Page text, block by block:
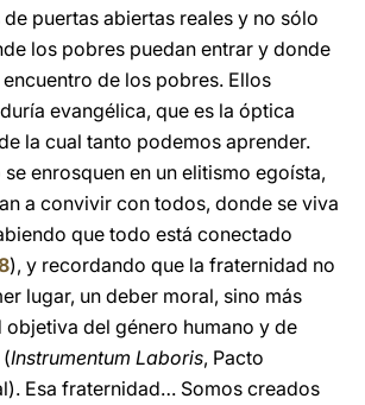
puertas abiertas reales y no sólo
los pobres puedan entrar y donde
de los pobres. Ellos
evangélica, que es la óptica
la cual tanto podemos aprender.
enrosquen en un elitismo egoísta,
a convivir con todos, donde se viva
que todo está conectado
), y recordando que la fraternidad no
lugar, un deber moral, sino más
objetiva del género humano y de
Instrumentum Laboris, Pacto
Esa fraternidad… Somos creados